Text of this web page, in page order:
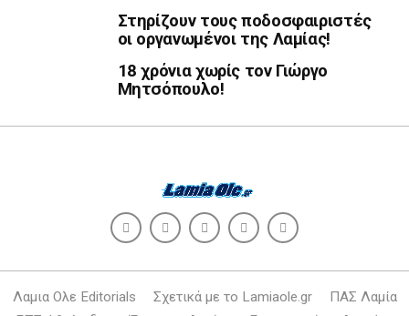
Στηρίζουν τους ποδοσφαιριστές
οι οργανωμένοι της Λαμίας!
18 χρόνια χωρίς τον Γιώργο
Μητσόπουλο!
Λαμια Ολε Editorials Σχετικά με το Lamiaole.gr
ΠΑΣ Λαμία